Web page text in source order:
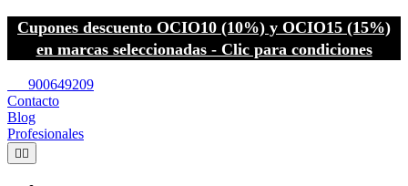
Cupones descuento OCIO10 (10%) y OCIO15 (15%)
en marcas seleccionadas - Clic para condiciones
900649209
Contacto
Blog
Profesionales
 